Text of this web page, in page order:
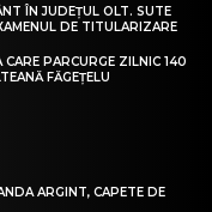
ÎN JUDEȚUL OLT. SUTE
DE TITULARIZARE
PARCURGE ZILNIC 140
FĂGEȚELU
ARGINT, CAPETE DE